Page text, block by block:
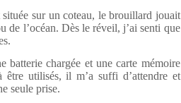
sur un coteau, le brouillard jouait
de l’océan. Dès le réveil, j’ai senti que
batterie chargée et une carte mémoire
utilisés, il m’a suffi d’attendre et
seule prise.